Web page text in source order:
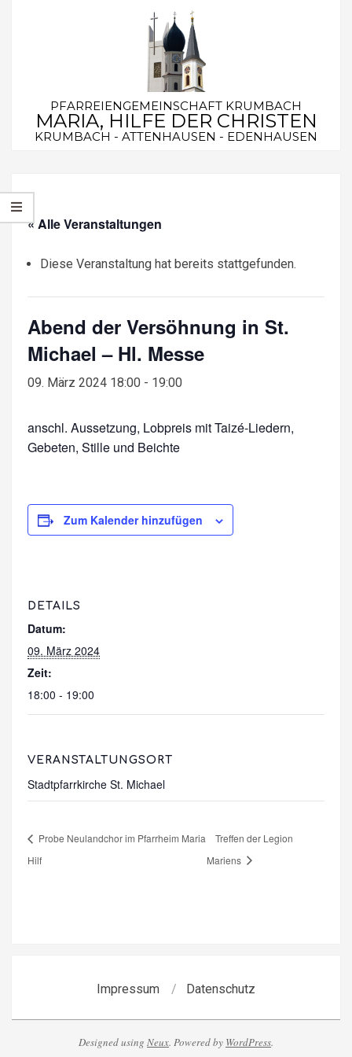
PFARREIENGEMEINSCHAFT KRUMBACH
MARIA, HILFE DER CHRISTEN
KRUMBACH - ATTENHAUSEN - EDENHAUSEN
Navigation
Menu
« Alle Veranstaltungen
Diese Veranstaltung hat bereits stattgefunden.
Abend der Versöhnung in St.
Michael – Hl. Messe
09. März 2024 18:00 - 19:00
anschl. Aussetzung, Lobpreis mit Taizé-Liedern,
Gebeten, Stille und Beichte
Zum Kalender hinzufügen
DETAILS
Datum:
09. März 2024
Zeit:
18:00 - 19:00
VERANSTALTUNGSORT
Stadtpfarrkirche St. Michael
Probe Neulandchor im Pfarrheim Maria
Hilf
Treffen der Legion
Mariens
Impressum Datenschutz
Designed using Neux. Powered by WordPress.